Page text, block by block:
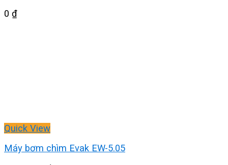
0 ₫
Quick View
Máy bơm chìm Evak EW-5.05